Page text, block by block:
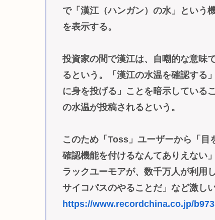
で「漢江（ハンガン）の水」という
を表示する。
投資家の間で漢江は、自嘲的な意味
るという。「漢江の水温を確認する
に身を投げる」ことを暗示している
の水温が投稿されるという。
このため「Toss」ユーザーから「
確認機能を付けるなんてありえない
ラックユーモアが、数千万人が利用
サイコパスのやることだ」など激し
https://www.recordchina.co.jp/